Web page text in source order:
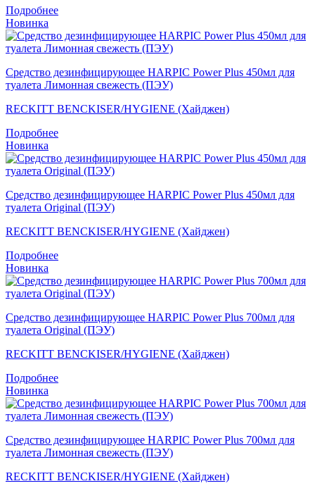
Подробнее
Новинка
Средство дезинфицирующее HARPIC Power Plus 450мл для
туалета Лимонная свежесть (ПЭУ)
RECKITT BENCKISER/HYGIENE (Хайджен)
Подробнее
Новинка
Средство дезинфицирующее HARPIC Power Plus 450мл для
туалета Original (ПЭУ)
RECKITT BENCKISER/HYGIENE (Хайджен)
Подробнее
Новинка
Средство дезинфицирующее HARPIC Power Plus 700мл для
туалета Original (ПЭУ)
RECKITT BENCKISER/HYGIENE (Хайджен)
Подробнее
Новинка
Средство дезинфицирующее HARPIC Power Plus 700мл для
туалета Лимонная свежесть (ПЭУ)
RECKITT BENCKISER/HYGIENE (Хайджен)